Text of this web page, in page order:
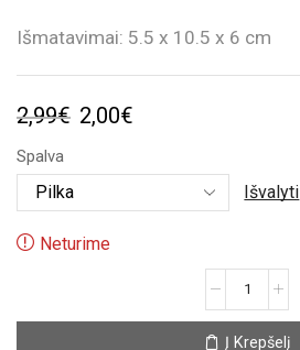
Išmatavimai: 5.5 x 10.5 x 6 cm
2,99€ Original
2,99€.
2,00€
2,00€.
Spalva
Išvalyti
Neturime
produkto
Šokanti
Į Krepšelį